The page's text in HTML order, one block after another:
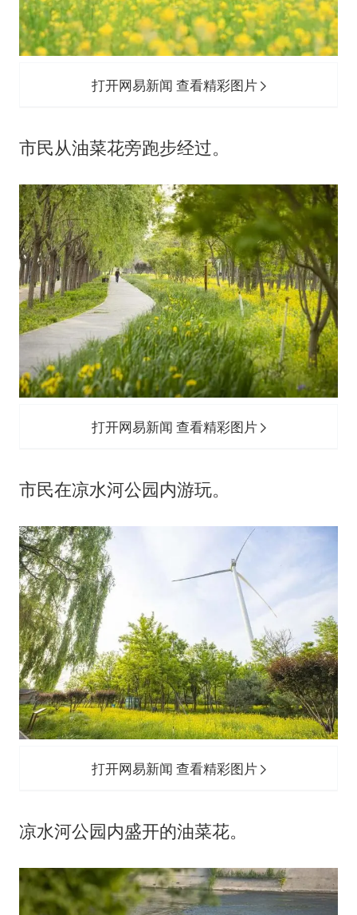
打开网易新闻 查看精彩图片
市民从油菜花旁跑步经过。
打开网易新闻 查看精彩图片
市民在凉水河公园内游玩。
打开网易新闻 查看精彩图片
凉水河公园内盛开的油菜花。